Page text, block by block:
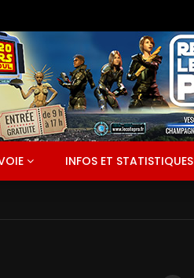
INFOS ET STATISTIQUES